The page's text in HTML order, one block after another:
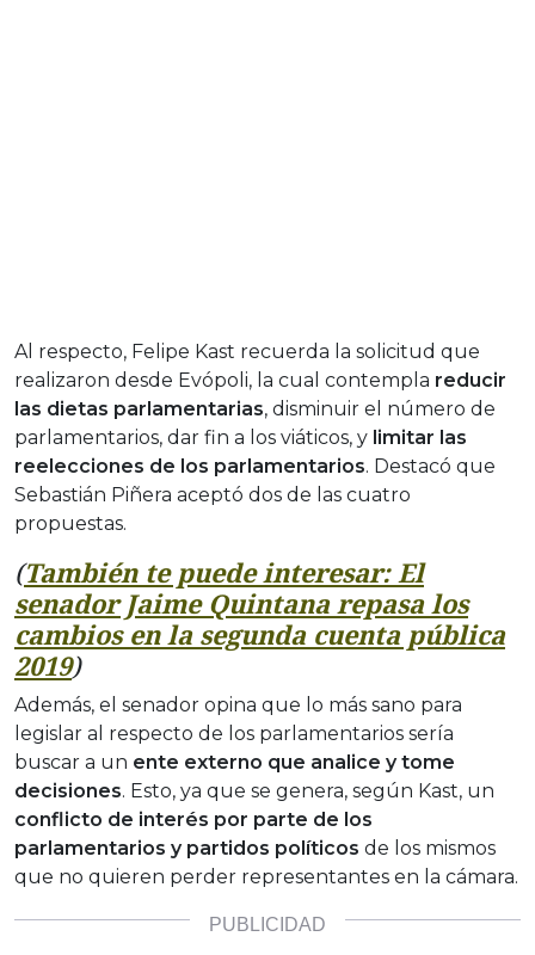
Al respecto, Felipe Kast recuerda la solicitud que
realizaron desde Evópoli, la cual contempla reducir
las dietas parlamentarias, disminuir el número de
parlamentarios, dar fin a los viáticos, y limitar las
reelecciones de los parlamentarios. Destacó que
Sebastián Piñera aceptó dos de las cuatro
propuestas.
(También te puede interesar: El
senador Jaime Quintana repasa los
cambios en la segunda cuenta pública
2019)
Además, el senador opina que lo más sano para
legislar al respecto de los parlamentarios sería
buscar a un ente externo que analice y tome
decisiones. Esto, ya que se genera, según Kast, un
conflicto de interés por parte de los
parlamentarios y partidos políticos de los mismos
que no quieren perder representantes en la cámara.